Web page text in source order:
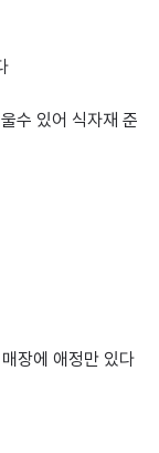
수 있어 식자재 준
장에 애정만 있다